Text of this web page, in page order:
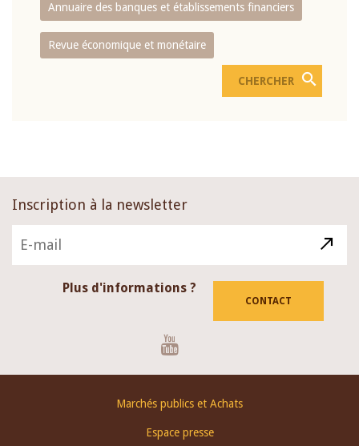
Annuaire des banques et établissements financiers
Revue économique et monétaire
Inscription à la newsletter
Plus d'informations ?
CONTACT
Marchés publics et Achats
Espace presse